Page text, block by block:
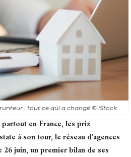
: tout ce qui a changé © iStock
partout en France, les prix
à son tour, le réseau d'agences
26 juin, un premier bilan de ses